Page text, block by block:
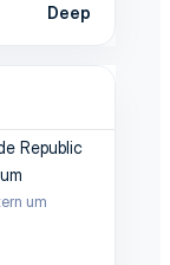
Deep
Republic
um